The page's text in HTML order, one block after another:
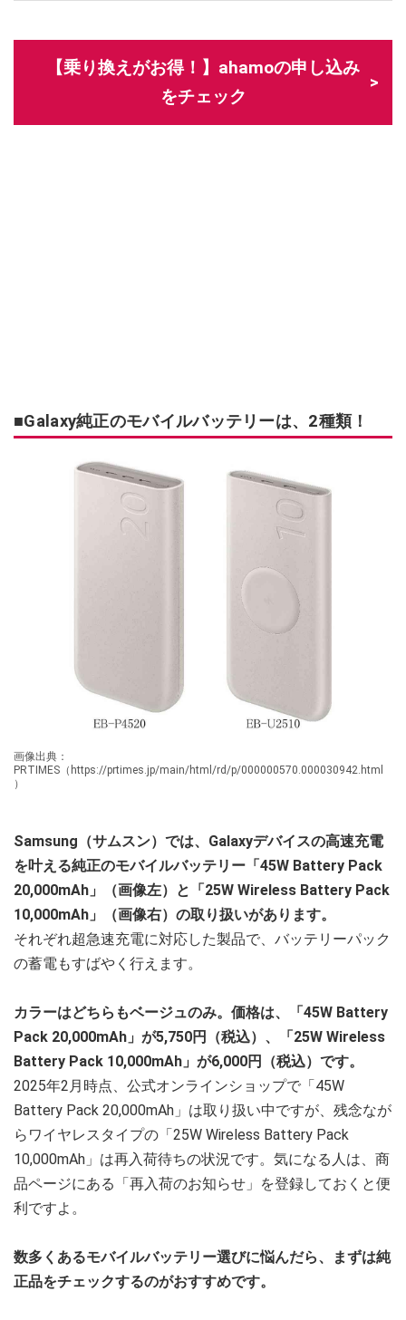
【乗り換えがお得！】ahamoの申し込み
をチェック
■Galaxy純正のモバイルバッテリーは、2種類！
画像出典：
PRTIMES（https://prtimes.jp/main/html/rd/p/000000570.000030942.html
）
Samsung（サムスン）では、Galaxyデバイスの高速充電
を叶える純正のモバイルバッテリー「45W Battery Pack
20,000mAh」（画像左）と「25W Wireless Battery Pack
10,000mAh」（画像右）の取り扱いがあります。
それぞれ超急速充電に対応した製品で、バッテリーパック
の蓄電もすばやく行えます。
カラーはどちらもベージュのみ。価格は、「45W Battery
Pack 20,000mAh」が5,750円（税込）、「25W Wireless
Battery Pack 10,000mAh」が6,000円（税込）です。
2025年2月時点、公式オンラインショップで「45W
Battery Pack 20,000mAh」は取り扱い中ですが、残念なが
らワイヤレスタイプの「25W Wireless Battery Pack
10,000mAh」は再入荷待ちの状況です。気になる人は、商
品ページにある「再入荷のお知らせ」を登録しておくと便
利ですよ。
数多くあるモバイルバッテリー選びに悩んだら、まずは純
正品をチェックするのがおすすめです。